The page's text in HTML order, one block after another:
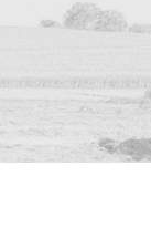
TROUVER UN